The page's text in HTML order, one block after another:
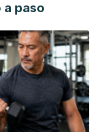
a paso